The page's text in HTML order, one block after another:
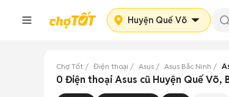
Huyện Quế Võ
Chợ Tốt Điện thoại Asus Asus Bắc Ninh
0 Điện thoại Asus cũ Huyện Quế Võ,